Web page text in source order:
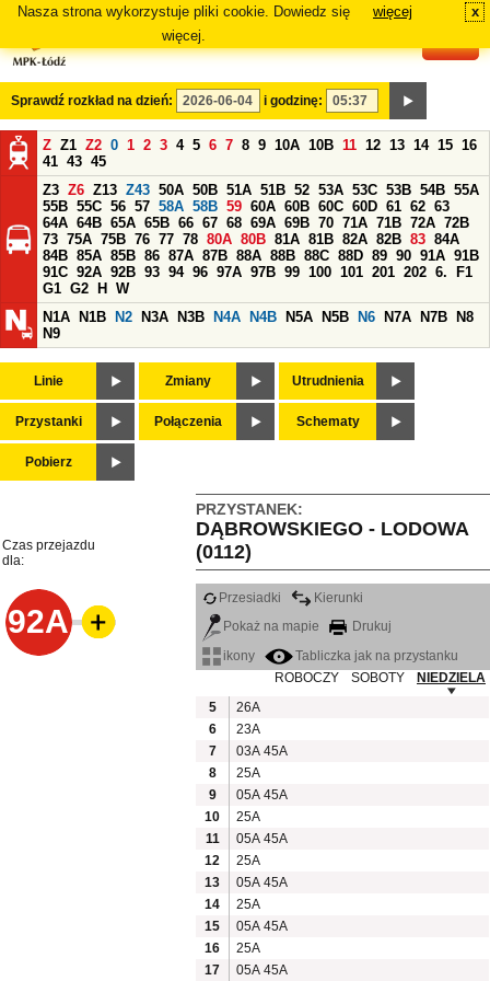
Nasza strona wykorzystuje pliki cookie. Dowiedz się
więcej.
więcej x
Sprawdź rozkład na dzień: i godzinę:
Z Z1 Z2 0 1 2 3 4 5 6 7 8 9 10A 10B 11 12 13 14 15 16
41 43 45
Z3 Z6 Z13 Z43 50A 50B 51A 51B 52 53A 53C 53B 54B 55A
55B 55C 56 57 58A 58B 59 60A 60B 60C 60D 61 62 63
64A 64B 65A 65B 66 67 68 69A 69B 70 71A 71B 72A 72B
73 75A 75B 76 77 78 80A 80B 81A 81B 82A 82B 83 84A
84B 85A 85B 86 87A 87B 88A 88B 88C 88D 89 90 91A 91B
91C 92A 92B 93 94 96 97A 97B 99 100 101 201 202 6.
F1
G1 G2 H
W
N1A
N1B N2 N3A N3B N4A N4B N5A N5B N6 N7A N7B
N8
N9
Linie Zmiany Utrudnienia
Przystanki Połączenia Schematy
Pobierz
PRZYSTANEK:
DĄBROWSKIEGO - LODOWA
(0112)
Czas przejazdu
dla:
92A
Przesiadki
Kierunki
Pokaż na mapie
Drukuj
ikony
Tabliczka jak na przystanku
ROBOCZY
SOBOTY
NIEDZIELA
5
26A
6
23A
7
03A 45A
8
25A
9
05A 45A
10
25A
11
05A 45A
12
25A
13
05A 45A
14
25A
15
05A 45A
16
25A
17
05A 45A